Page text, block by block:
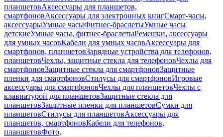
планшетовАксессуары для планшетов,
смартфоновАксессуары для электронных книгСмарт-часы,
аксессуарыУмные часыФитнес-браслетыУмные часы
детскиеУмные часы, фитнес-браслетыРемешки, аксессуары
для умных часовКабели для умных часовАксессуары для
смартфонов, планшетовЗарядные устройства для телефонов,
планшетовЧехлы, защитные стекла для телефоновЧехлы для
смартфоновЗащитные стекла для смартфоновЗащитные
пленки для смартфоновСтилусы для смартфоновИгровые
аксессуары для смартфоновЧехлы для планшетовЧехлы с
клавиатурой для планшетовЗащитные стекла для
планшетовЗащитные пленки для планшетовСумки для
планшетовСтилусы для планшетовАксессуары для
планшетов, смартфоновКабели для телефонов,
планшетовФото,